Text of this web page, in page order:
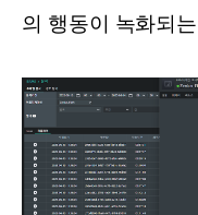
의 행동이 녹화되